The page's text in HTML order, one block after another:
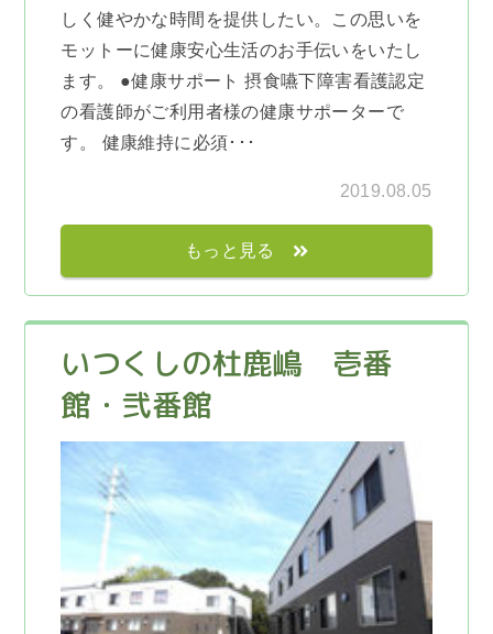
しく健やかな時間を提供したい。この思いを
モットーに健康安心生活のお手伝いをいたし
ます。 ●健康サポート 摂食嚥下障害看護認定
の看護師がご利用者様の健康サポーターで
す。 健康維持に必須･･･
2019.08.05
もっと見る
いつくしの杜鹿嶋 壱番
館・弐番館